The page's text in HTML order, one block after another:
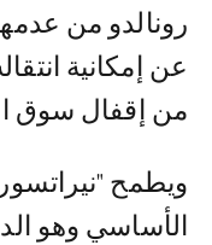
رونالدو من
من إقفال سوق
ويطمح
الأساسي وهو